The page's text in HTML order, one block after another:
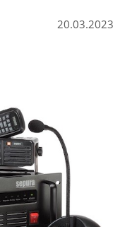
20.03.2023